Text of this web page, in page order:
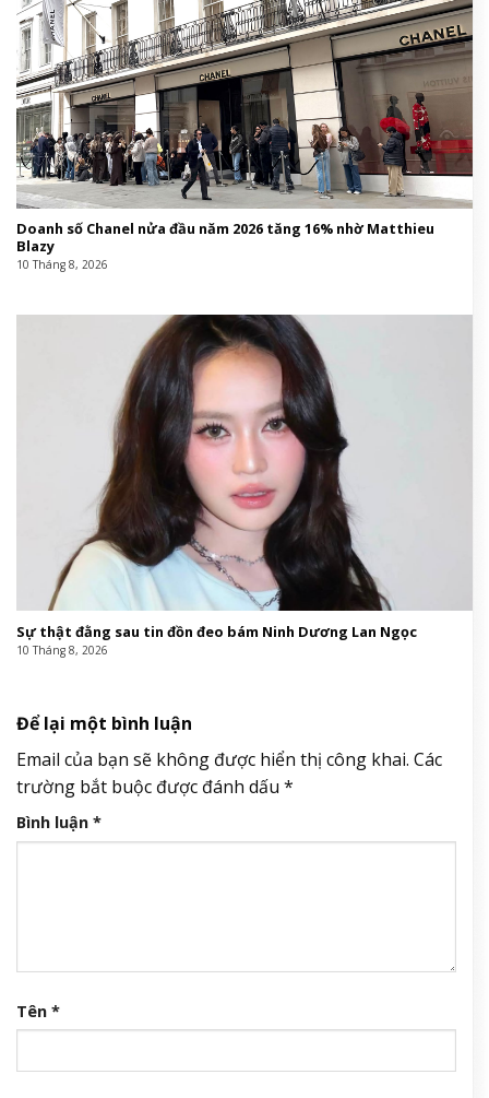
Doanh số Chanel nửa đầu năm 2026 tăng 16% nhờ Matthieu
Blazy
10 Tháng 8, 2026
Sự thật đằng sau tin đồn đeo bám Ninh Dương Lan Ngọc
10 Tháng 8, 2026
Để lại một bình luận
Email của bạn sẽ không được hiển thị công khai. Các
trường bắt buộc được đánh dấu *
Bình luận *
Tên *